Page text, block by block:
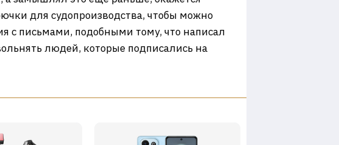
для судопроизводства, чтобы можно
с письмами, подобными тому, что написал
людей, которые подписались на